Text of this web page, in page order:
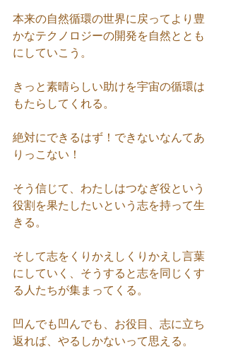
本来の自然循環の世界に戻ってより豊
かなテクノロジーの開発を自然ととも
にしていこう。
きっと素晴らしい助けを宇宙の循環は
もたらしてくれる。
絶対にできるはず！できないなんてあ
りっこない！
そう信じて、わたしはつなぎ役という
役割を果たしたいという志を持って生
きる。
そして志をくりかえしくりかえし言葉
にしていく、そうすると志を同じくす
る人たちが集まってくる。
凹んでも凹んでも、お役目、志に立ち
返れば、やるしかないって思える。